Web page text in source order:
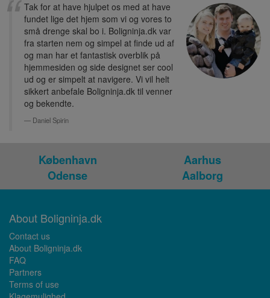
Tak for at have hjulpet os med at have
fundet lige det hjem som vi og vores to
små drenge skal bo i. Boligninja.dk var
fra starten nem og simpel at finde ud af
og man har et fantastisk overblik på
hjemmesiden og side designet ser cool
ud og er simpelt at navigere. Vi vil helt
sikkert anbefale Boligninja.dk til venner
og bekendte.
Daniel Spirin
København
Aarhus
Odense
Aalborg
About Boligninja.dk
Contact us
About Boligninja.dk
FAQ
Partners
Terms of use